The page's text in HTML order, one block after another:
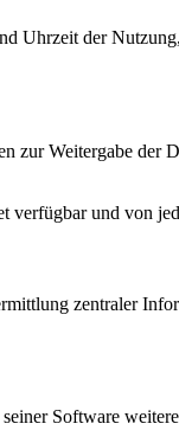
Uhrzeit der
zur Weitergabe der
und von
zentraler
Software